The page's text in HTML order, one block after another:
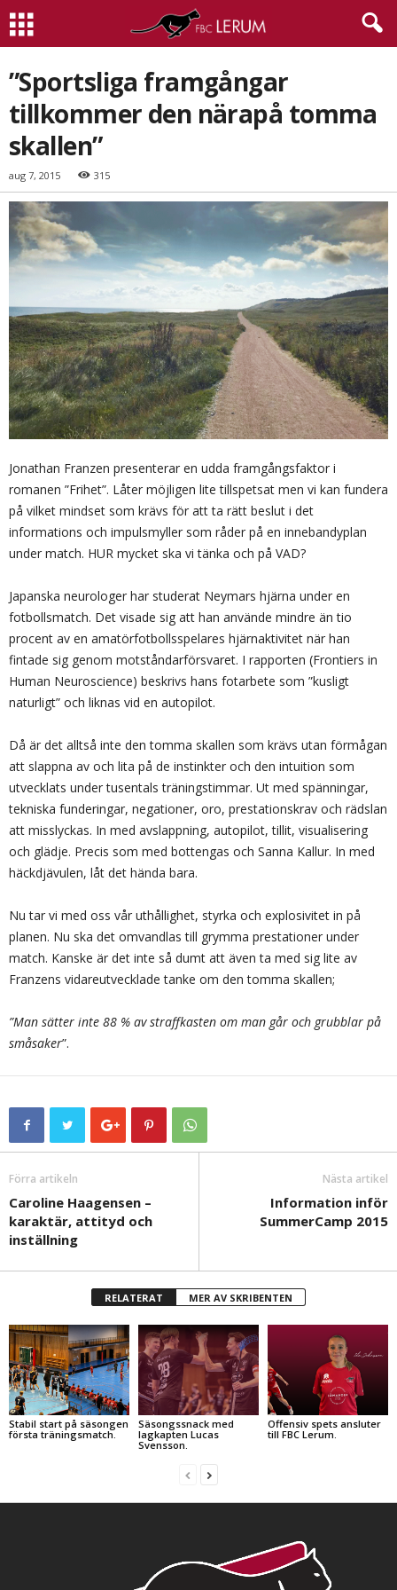
”Sportsliga framgångar
tillkommer den närapå tomma
skallen”
aug 7, 2015 315
Jonathan Franzen presenterar en udda framgångsfaktor i
romanen ”Frihet”. Låter möjligen lite tillspetsat men vi kan fundera
på vilket mindset som krävs för att ta rätt beslut i det
informations och impulsmyller som råder på en innebandyplan
under match. HUR mycket ska vi tänka och på VAD?
Japanska neurologer har studerat Neymars hjärna under en
fotbollsmatch. Det visade sig att han använde mindre än tio
procent av en amatörfotbollsspelares hjärnaktivitet när han
fintade sig genom motståndarförsvaret. I rapporten (Frontiers in
Human Neuroscience) beskrivs hans fotarbete som ”kusligt
naturligt” och liknas vid en autopilot.
Då är det alltså inte den tomma skallen som krävs utan förmågan
att slappna av och lita på de instinkter och den intuition som
utvecklats under tusentals träningstimmar. Ut med spänningar,
tekniska funderingar, negationer, oro, prestationskrav och rädslan
att misslyckas. In med avslappning, autopilot, tillit, visualisering
och glädje. Precis som med bottengas och Sanna Kallur. In med
häckdjävulen, låt det hända bara.
Nu tar vi med oss vår uthållighet, styrka och explosivitet in på
planen. Nu ska det omvandlas till grymma prestationer under
match. Kanske är det inte så dumt att även ta med sig lite av
Franzens vidareutvecklade tanke om den tomma skallen;
”Man sätter inte 88 % av straffkasten om man går och grubblar på
småsaker”.
Förra artikeln
Caroline Haagensen –
karaktär, attityd och
inställning
Nästa artikel
Information inför
SummerCamp 2015
RELATERAT MER AV SKRIBENTEN
Stabil start på säsongen
första träningsmatch.
Säsongssnack med
lagkapten Lucas
Svensson.
Offensiv spets ansluter
till FBC Lerum.